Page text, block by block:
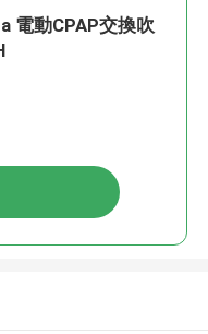
電動CPAP交換吹